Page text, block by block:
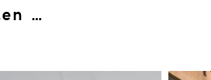
…